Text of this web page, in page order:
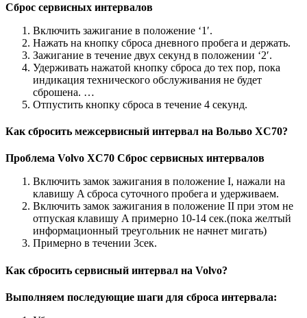
Сброс сервисных интервалов
Включить зажигание в положение ‘1′.
Нажать на кнопку сброса дневного пробега и держать.
Зажигание в течение двух секунд в положении ‘2′.
Удерживать нажатой кнопку сброса до тех пор, пока
индикация технического обслуживания не будет
сброшена. …
Отпустить кнопку сброса в течение 4 секунд.
Как сбросить межсервисный интервал на Вольво XC70?
Проблема Volvo XC70 Сброс сервисных интервалов
Включить замок зажигания в положение I, нажали на
клавишу A сброса суточного пробега и удерживаем.
Включить замок зажигания в положение II при этом не
отпуская клавишу A примерно 10-14 сек.(пока желтый
информационный треугольник не начнет мигать)
Примерно в течении 3сек.
Как сбросить сервисный интервал на Volvo?
Выполняем последующие шаги для сброса интервала: